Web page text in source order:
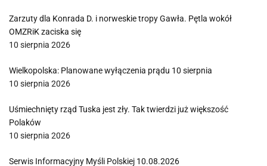
Zarzuty dla Konrada D. i norweskie tropy Gawła. Pętla wokół
OMZRiK zaciska się
10 sierpnia 2026
Wielkopolska: Planowane wyłączenia prądu 10 sierpnia
10 sierpnia 2026
Uśmiechnięty rząd Tuska jest zły. Tak twierdzi już większość
Polaków
10 sierpnia 2026
Serwis Informacyjny Myśli Polskiej 10.08.2026